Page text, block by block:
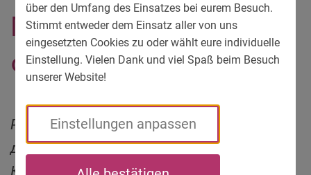
über den Umfang des Einsatzes bei eurem Besuch.
Stimmt entweder dem Einsatz aller von uns
eingesetzten Cookies zu oder wählt eure individuelle
Einstellung. Vielen Dank und viel Spaß beim Besuch
unserer Website!
Einstellungen anpassen
Мюнхенськo-Kиївська
Феєрія
Рандеву заради доброї справи. У дусі
давнього партнерства між Мюнхеном та
Києвом, Drag-артисти з України та